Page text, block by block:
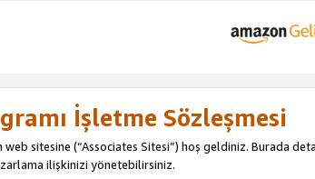
İşletme Sözleşmesi
sitesine (“Associates Sitesi”) hoş geldiniz. Burada
ilişkinizi yönetebilirsiniz.